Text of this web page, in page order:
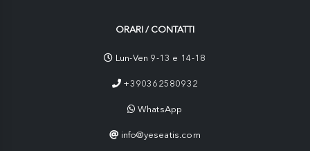
ORARI / CONTATTI
Lun-Ven 9-13 e 14-18
+390362580932
WhatsApp
info@yeseatis.com